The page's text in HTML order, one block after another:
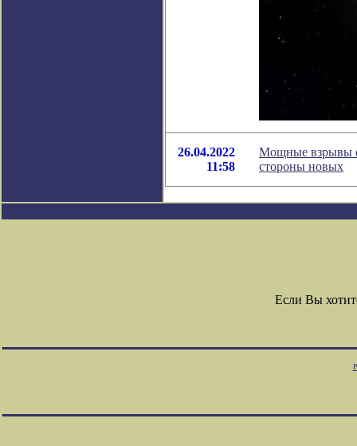
26.04.2022
11:58
Мощные взрывы
стороны новых
Если Вы